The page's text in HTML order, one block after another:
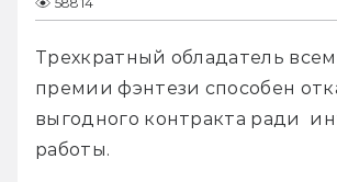
Трехкратный обладатель
премии фэнтези способен
выгодного контракта ради
работы.